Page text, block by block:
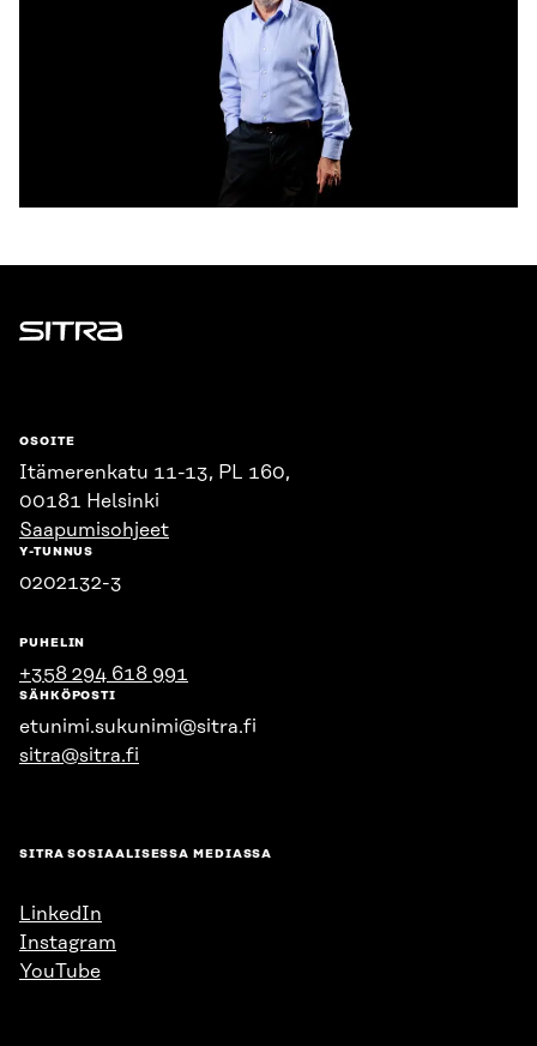
Sitra
OSOITE
Itämerenkatu 11-13, PL 160,
00181 Helsinki
Saapumisohjeet
Y-TUNNUS
0202132-3
PUHELIN
+358 294 618 991
SÄHKÖPOSTI
etunimi.sukunimi@sitra.fi
sitra@sitra.fi
SITRA SOSIAALISESSA MEDIASSA
LinkedIn
Instagram
YouTube